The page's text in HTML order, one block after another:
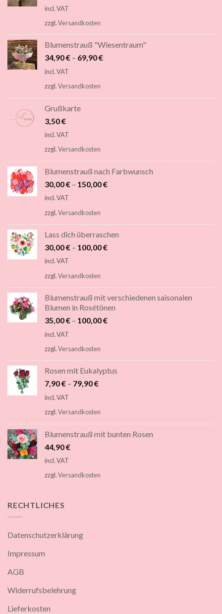
incl. VAT
zzgl.Versandkosten
Blumenstrauß "Wiesentraum"
34,90€ – 69,90€
incl. VAT
zzgl.Versandkosten
Grußkarte
3,50€
incl. VAT
zzgl.Versandkosten
Blumenstrauß nach Farbwunsch
30,00€ – 150,00€
incl. VAT
zzgl.Versandkosten
Lass dich überraschen
30,00€ – 100,00€
incl. VAT
zzgl.Versandkosten
Blumenstrauß mit verschiedenen saisonalen
Blumen in Rosétönen
35,00€ – 100,00€
incl. VAT
zzgl.Versandkosten
Rosen mit Eukalyptus
7,90€ – 79,90€
incl. VAT
zzgl.Versandkosten
Blumenstrauß mit bunten Rosen
44,90€
incl. VAT
zzgl.Versandkosten
RECHTLICHES
Datenschutzerklärung
Impressum
AGB
Widerrufsbelehrung
Lieferkosten